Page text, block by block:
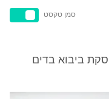
סמן טקסט
ביבוא בדים